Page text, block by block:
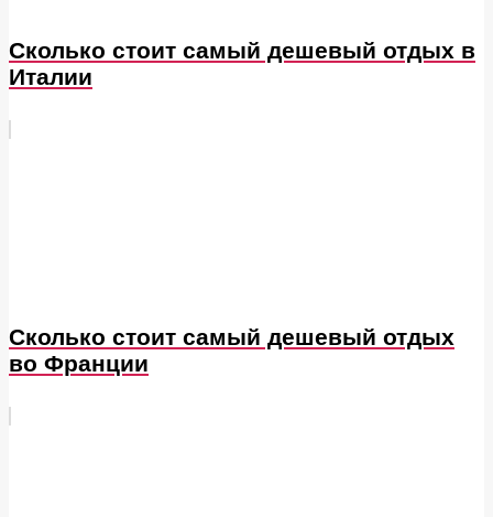
Сколько стоит самый дешевый отдых в
Италии
Сколько стоит самый дешевый отдых
во Франции